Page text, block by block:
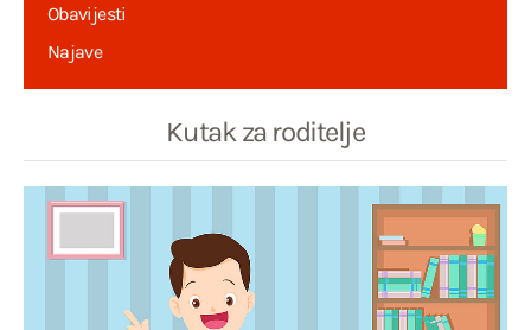
Obavijesti
Najave
Kutak za roditelje